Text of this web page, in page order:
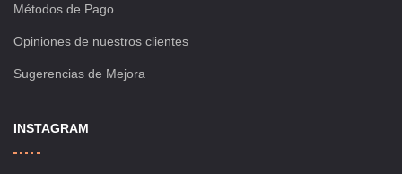
Métodos de Pago
Opiniones de nuestros clientes
Sugerencias de Mejora
INSTAGRAM